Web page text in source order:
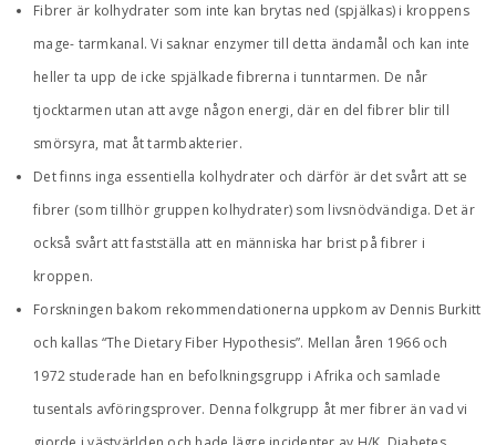
Fibrer är kolhydrater som inte kan brytas ned (spjälkas) i kroppens
mage- tarmkanal. Vi saknar enzymer till detta ändamål och kan inte
heller ta upp de icke spjälkade fibrerna i tunntarmen. De når
tjocktarmen utan att avge någon energi, där en del fibrer blir till
smörsyra, mat åt tarmbakterier.
Det finns inga essentiella kolhydrater och därför är det svårt att se
fibrer (som tillhör gruppen kolhydrater) som livsnödvändiga. Det är
också svårt att fastställa att en människa har brist på fibrer i
kroppen.
Forskningen bakom rekommendationerna uppkom av Dennis Burkitt
och kallas “The Dietary Fiber Hypothesis”. Mellan åren 1966 och
1972 studerade han en befolkningsgrupp i Afrika och samlade
tusentals avföringsprover. Denna folkgrupp åt mer fibrer än vad vi